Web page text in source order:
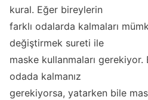
kural. Eğer bireylerin
farklı odalarda kalmaları
değiştirmek sureti ile
maske kullanmaları gerekiyor.
odada kalmanız
gerekiyorsa, yatarken bile